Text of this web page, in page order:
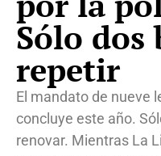
Sólo dos
repetir
El mandato de nueve
concluye este año.
renovar. Mientras La